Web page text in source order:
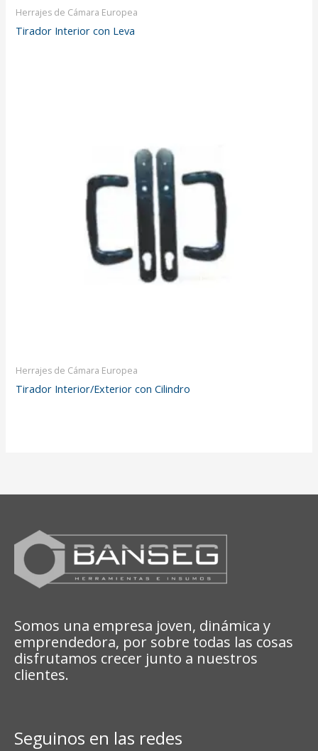
Herrajes de Cámara Europea
Tirador Interior con Leva
Herrajes de Cámara Europea
Tirador Interior/Exterior con Cilindro
Somos una empresa joven, dinámica y
emprendedora, por sobre todas las cosas
disfrutamos crecer junto a nuestros
clientes.
Seguinos en las redes